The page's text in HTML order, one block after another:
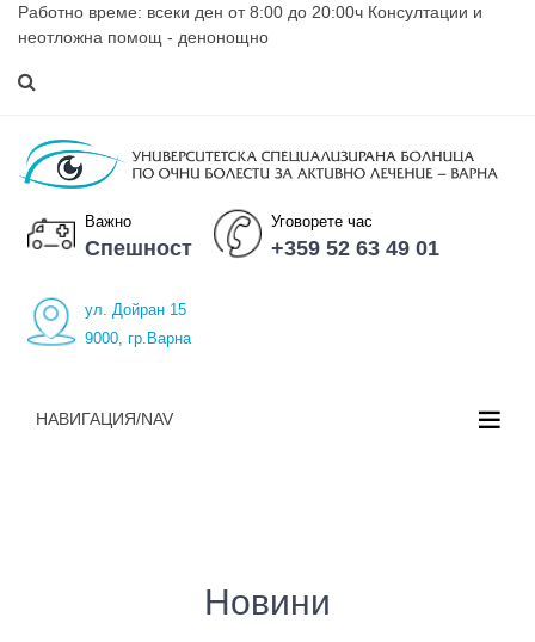
Работно време: всеки ден от 8:00 до 20:00ч Консултации и
неотложна помощ - денонощно
Важно
Спешност
Уговорете час
+359 52 63 49 01
ул. Дойран 15
9000, гр.Варна
НАВИГАЦИЯ/NAV
Новини